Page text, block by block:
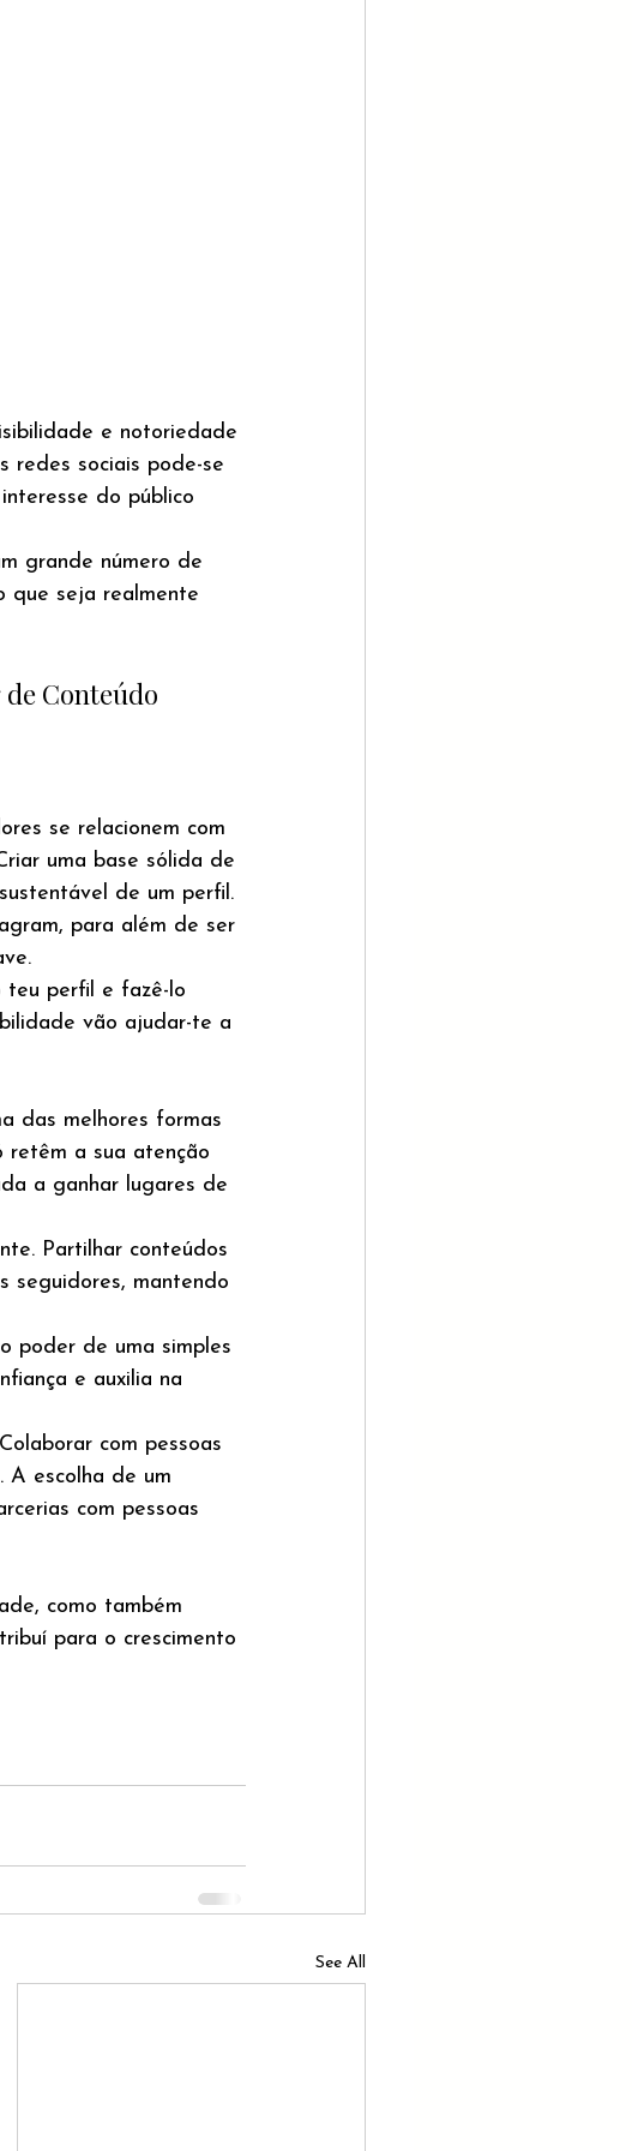
e notoriedade
redes sociais pode-se
do público
grande número de
que seja realmente
Conteúdo
se relacionem com
uma base sólida de
de um perfil.
para além de ser
teu perfil e fazê-lo
vão ajudar-te a
das melhores formas
retêm a sua atenção
a ganhar lugares de
Partilhar conteúdos
seguidores, mantendo
poder de uma simples
e auxilia na
com pessoas
A escolha de um
com pessoas
como também
para o crescimento
See All